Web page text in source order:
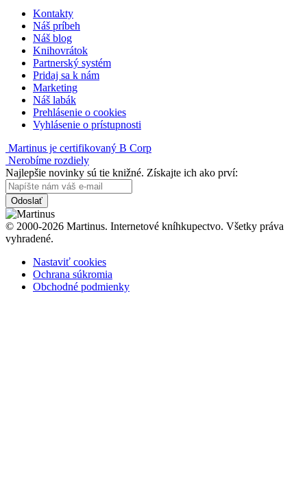
Kontakty
Náš príbeh
Náš blog
Knihovrátok
Partnerský systém
Pridaj sa k nám
Marketing
Náš labák
Prehlásenie o cookies
Vyhlásenie o prístupnosti
Martinus je certifikovaný B Corp
Nerobíme rozdiely
Najlepšie novinky sú tie knižné. Získajte ich ako prví:
Odoslať
© 2000-2026 Martinus. Internetové kníhkupectvo. Všetky práva
vyhradené.
Nastaviť cookies
Ochrana súkromia
Obchodné podmienky